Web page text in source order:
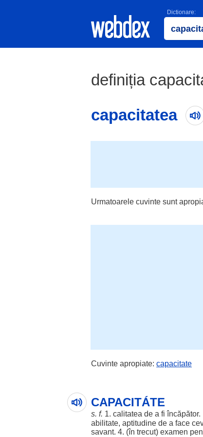
Dictionare:
definiția
capacitatea
Urmatoarele cuvinte sunt
Cuvinte apropiate: capacitate
CAPACITÁTE
s. f. 1. calitatea de a fi
abilitate, aptitudine de a face
savant. 4. (în trecut) examen